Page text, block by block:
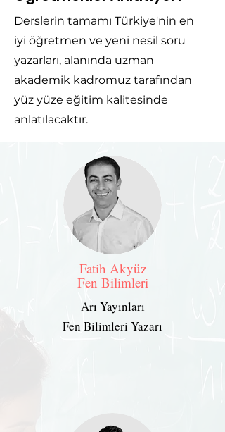
Derslerin tamamı Türkiye'nin en
iyi öğretmen ve yeni nesil soru
yazarları, alanında uzman
akademik kadromuz tarafından
yüz yüze eğitim kalitesinde
anlatılacaktır.
Fatih Akyüz
Fen Bilimleri
Arı Yayınları
Fen Bilimleri Yazarı